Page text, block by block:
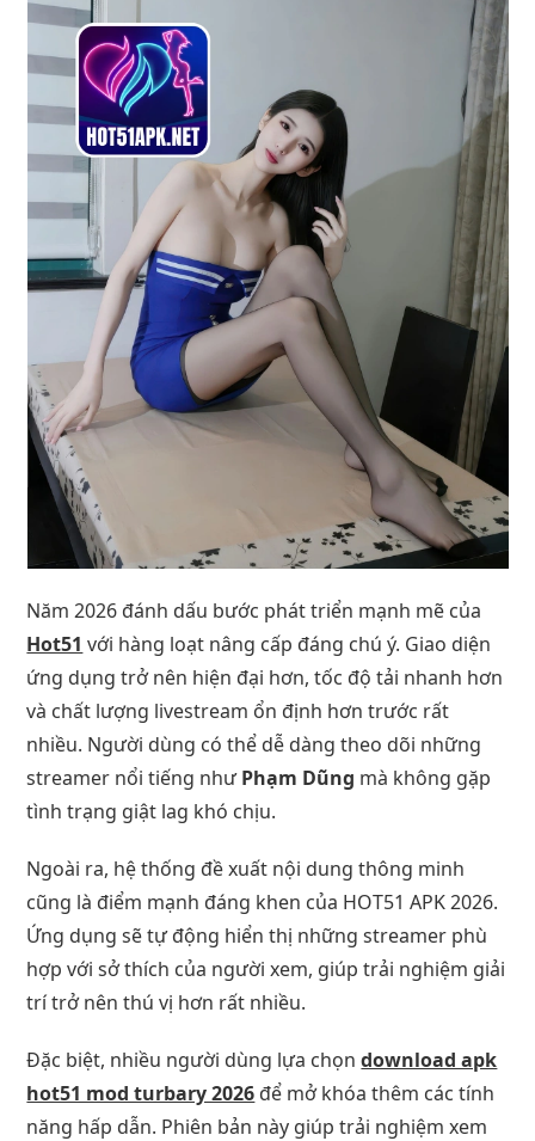
Năm 2026 đánh dấu bước phát triển mạnh mẽ của
Hot51 với hàng loạt nâng cấp đáng chú ý. Giao diện
ứng dụng trở nên hiện đại hơn, tốc độ tải nhanh hơn
và chất lượng livestream ổn định hơn trước rất
nhiều. Người dùng có thể dễ dàng theo dõi những
streamer nổi tiếng nhưPhạm Dũng mà không gặp
tình trạng giật lag khó chịu.
Ngoài ra, hệ thống đề xuất nội dung thông minh
cũng là điểm mạnh đáng khen của HOT51 APK 2026.
Ứng dụng sẽ tự động hiển thị những streamer phù
hợp với sở thích của người xem, giúp trải nghiệm giải
trí trở nên thú vị hơn rất nhiều.
Đặc biệt, nhiều người dùng lựa chọndownload apk
hot51 mod turbary 2026 để mở khóa thêm các tính
năng hấp dẫn. Phiên bản này giúp trải nghiệm xem